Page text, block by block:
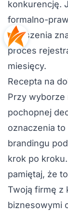
konkurencję.
formalno-
zgłoszenia
proces
miesięcy.
Recepta na
Przy wyborze
pochopnej
oznaczenia to
brandingu
krok po
pamiętaj, że
Twoją firmę z
biznesowymi